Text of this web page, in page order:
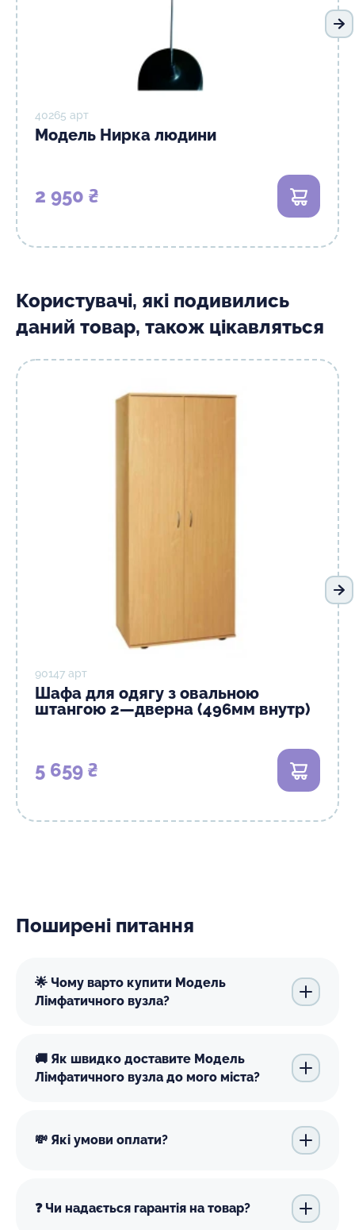
40265 арт
Модель Нирка людини
2 950 ₴ В кошик
Користувачі, які подивились
даний товар, також цікавляться
90147 арт
Шафа для одягу з овальною
штангою 2—дверна (496мм внутр)
5 659 ₴ В кошик
Поширені питання
🌟 Чому варто купити Модель
Лімфатичного вузла?
🚚 Як швидко доставите Модель
Лімфатичного вузла до мого міста?
💸 Які умови оплати?
❓ Чи надається гарантія на товар?